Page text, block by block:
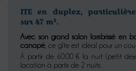
ITE en duplex,
sur 47 m².
Avec son grand salon lambrissé en
canapé , ce gîte est idéal pour un
À partir de 60.00 € la nuit (petit
location à partir de 2 nuits.